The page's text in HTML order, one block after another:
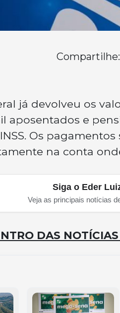
Compartilhe:
já devolveu os
aposentados e
Os
na conta
Siga o Eder
Veja as principais notícias
DAS